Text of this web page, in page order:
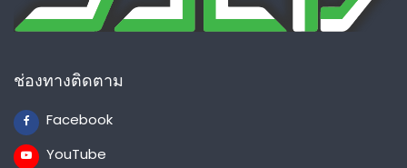
ช่องทางติดตาม
Facebook
YouTube